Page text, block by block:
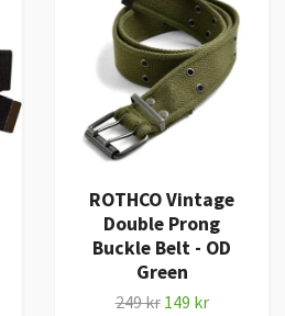
ROTHCO Vintage
Double Prong
Buckle Belt - OD
Green
249 kr 149 kr